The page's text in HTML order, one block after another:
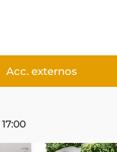
Acc. externos